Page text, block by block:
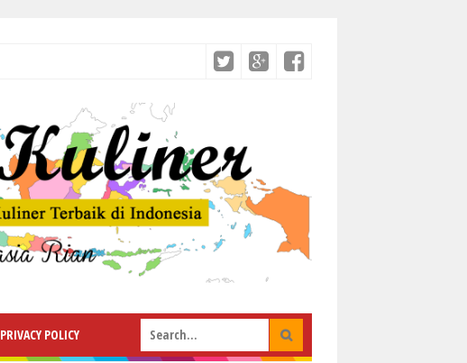
PRIVACY POLICY